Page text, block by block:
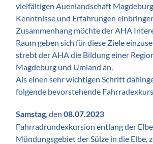
vielfältigen Auenlandschaft
Kenntnisse und Erfahrungen
Zusammenhang möchte der AHA
Raum geben sich für diese Ziele
strebt der AHA die Bildung einer
Magdeburg und Umland an.
Als einen sehr wichtigen Schritt
folgende bevorstehende
Samstag, den08.07.2023
Fahrradrundexkursion entlang der
Mündungsgebiet der Sülze in die Elbe,